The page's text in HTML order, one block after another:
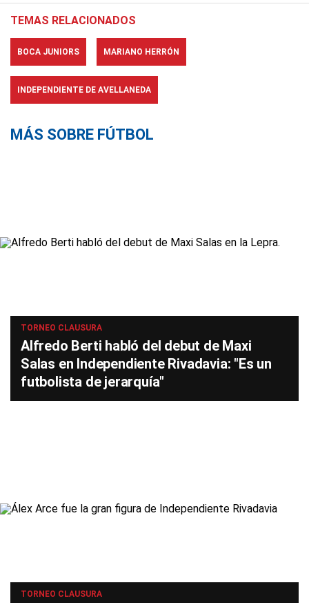
TEMAS RELACIONADOS
BOCA JUNIORS MARIANO HERRÓN
INDEPENDIENTE DE AVELLANEDA
MÁS SOBRE FÚTBOL
TORNEO CLAUSURA
Alfredo Berti habló del debut de Maxi
Salas en Independiente Rivadavia: "Es un
futbolista de jerarquía"
TORNEO CLAUSURA